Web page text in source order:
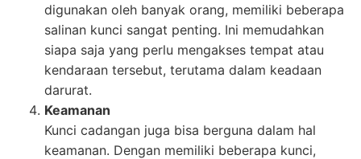
digunakan oleh banyak orang, memiliki beberapa
salinan kunci sangat penting. Ini memudahkan
siapa saja yang perlu mengakses tempat atau
kendaraan tersebut, terutama dalam keadaan
darurat.
Keamanan
Kunci cadangan juga bisa berguna dalam hal
keamanan. Dengan memiliki beberapa kunci,